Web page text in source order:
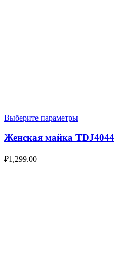
Выберите параметры
Женская майка TDJ4044
₽1,299.00